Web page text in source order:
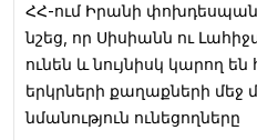
ՀՀ-ում Իրանի
նշեց, որ Սիսիանն ու
ունեն և նույնիսկ կարող
երկրների քաղաքների
նմանություն ունեցողները